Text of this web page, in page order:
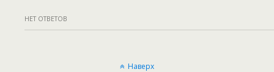
НЕТ ОТВЕТОВ
Наверх